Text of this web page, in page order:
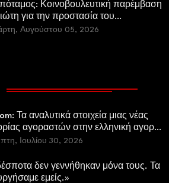
Κοινοβουλευτική παρέμβαση
για την προστασία του
φυσικού και ιστορικού
Αυγούστου 05, 2026
Τα αναλυτικά στοιχεία μιας νέας
αγοραστών στην ελληνική αγορά
κατοικιών
Ιουλίου 30, 2026
δεν γεννήθηκαν μόνα τους. Τα
εμείς.»